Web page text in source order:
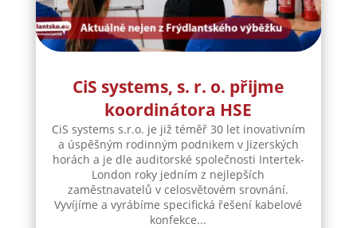
CiS systems, s. r. o. přijme
koordinátora HSE
CiS systems s.r.o. je již téměř 30 let inovativním
a úspěšným rodinným podnikem v Jizerských
horách a je dle auditorské společnosti Intertek-
London roky jedním z nejlepších
zaměstnavatelů v celosvětovém srovnání.
Vyvíjíme a vyrábíme specifická řešení kabelové
konfekce...